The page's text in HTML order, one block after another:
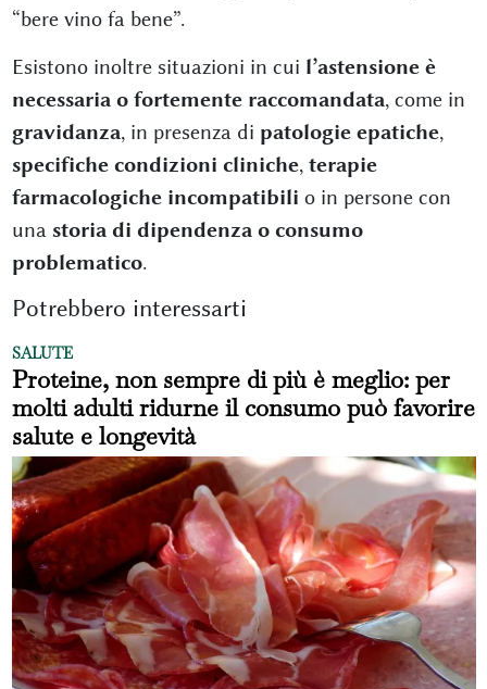
“bere vino fa bene”.
Esistono inoltre situazioni in cui l’astensione è
necessaria o fortemente raccomandata, come in
gravidanza, in presenza di patologie epatiche,
specifiche condizioni cliniche, terapie
farmacologiche incompatibili o in persone con
una storia di dipendenza o consumo
problematico.
Potrebbero interessarti
SALUTE
Proteine, non sempre di più è meglio: per
molti adulti ridurne il consumo può favorire
salute e longevità